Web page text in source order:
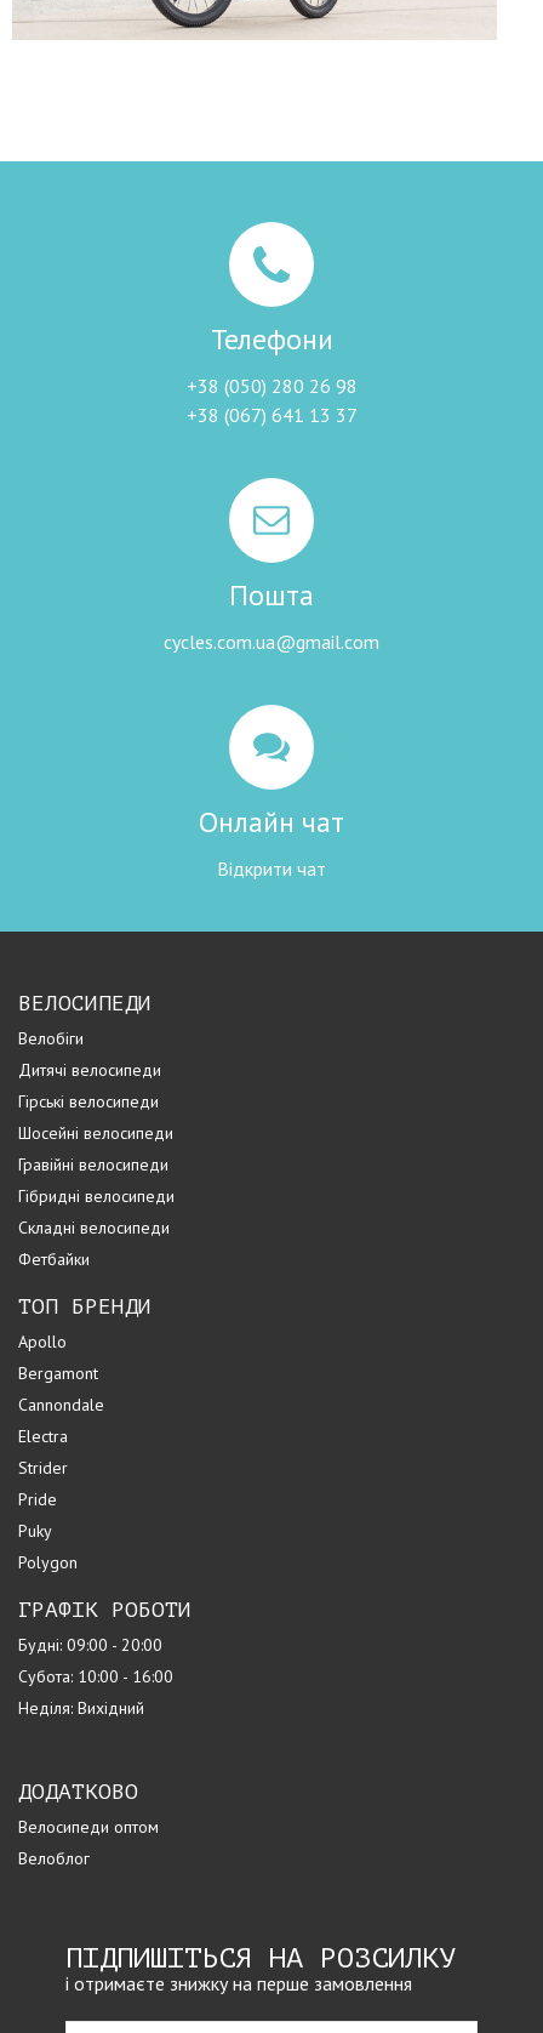
Телефони
+38 (050) 280 26 98
+38 (067) 641 13 37
Пошта
cycles.com.ua@gmail.com
Онлайн чат
Відкрити чат
ВЕЛОСИПЕДИ
Велобіги
Дитячі велосипеди
Гірські велосипеди
Шосейні велосипеди
Гравійні велосипеди
Гібридні велосипеди
Складні велосипеди
Фетбайки
ТОП БРЕНДИ
Apollo
Bergamont
Cannondale
Electra
Strider
Pride
Puky
Polygon
ГРАФІК РОБОТИ
Будні: 09:00 - 20:00
Субота: 10:00 - 16:00
Неділя: Вихідний
ДОДАТКОВО
Велосипеди оптом
Велоблог
ПІДПИШІТЬСЯ НА РОЗСИЛКУ
і отримаєте знижку на перше замовлення